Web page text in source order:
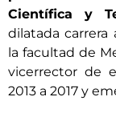
Científica y
dilatada carrera
la facultad de
vicerrector de
2013 a 2017 y